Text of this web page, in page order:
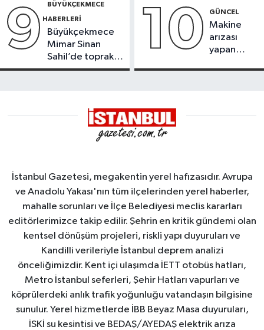
9 BÜYÜKÇEKMECE
HABERLERI
Büyükçekmece
Mimar Sinan
Sahil’de toprak
kayması
10 GÜNCEL
Makine
arızası
yapan
İstanbul Gazetesi, megakentin yerel hafızasıdır. Avrupa
ve Anadolu Yakası'nın tüm ilçelerinden yerel haberler,
mahalle sorunları ve İlçe Belediyesi meclis kararları
editörlerimizce takip edilir. Şehrin en kritik gündemi olan
kentsel dönüşüm projeleri, riskli yapı duyuruları ve
Kandilli verileriyle İstanbul deprem analizi
önceliğimizdir. Kent içi ulaşımda İETT otobüs hatları,
Metro İstanbul seferleri, Şehir Hatları vapurları ve
köprülerdeki anlık trafik yoğunluğu vatandaşın bilgisine
sunulur. Yerel hizmetlerde İBB Beyaz Masa duyuruları,
İSKİ su kesintisi ve BEDAŞ/AYEDAŞ elektrik arıza